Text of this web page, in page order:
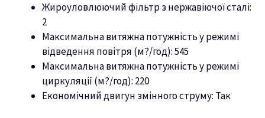
Жироуловлюючий фільтр з нержавіючої сталі:
2
Максимальна витяжна потужність у режимі
відведення повітря (м?/год): 545
Максимальна витяжна потужність у режимі
циркуляції (м?/год): 220
Економічний двигун змінного струму: Так